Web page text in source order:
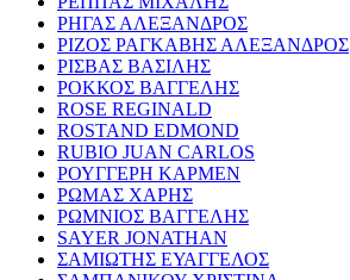
ΡΗΓΑΣ ΑΛΕΞΑΝΔΡΟΣ
ΡΙΖΟΣ ΡΑΓΚΑΒΗΣ ΑΛΕΞΑΝΔΡΟΣ
ΡΙΣΒΑΣ ΒΑΣΙΛΗΣ
ΡΟΚΚΟΣ ΒΑΓΓΕΛΗΣ
ROSE REGINALD
ROSTAND EDMOND
RUBIO JUAN CARLOS
ΡΟΥΓΓΕΡΗ ΚΑΡΜΕΝ
ΡΩΜΑΣ ΧΑΡΗΣ
ΡΩΜΝΙΟΣ ΒΑΓΓΕΛΗΣ
SAYER JONATHAN
ΣΑΜΙΩΤΗΣ ΕΥΑΓΓΕΛΟΣ